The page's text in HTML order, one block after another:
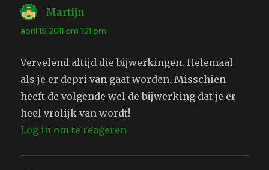
Martijn
april 15, 2011 om 1:21 pm
Vervelend altijd die bijwerkingen. Helemaal
als je er depri van gaat worden. Misschien
heeft de volgende wel de bijwerking dat je er
heel vrolijk van wordt!
Log in om te reageren